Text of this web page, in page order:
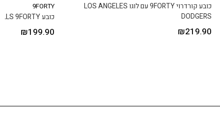
כובע קורדרוי 9FORTY עם לוגו LOS ANGELES
DODGERS
₪219.90
9FORTY
כובע CHICAGO BULLS 9FORTY
₪199.90